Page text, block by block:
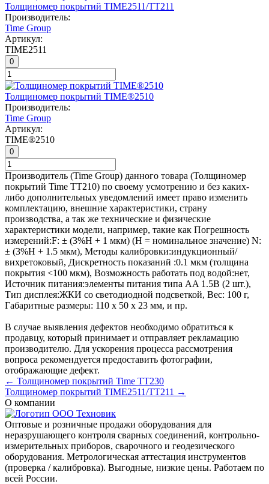
Толщиномер покрытий TIME2511/TT211
Производитель:
Time Group
Артикул:
TIME2511
0
Толщиномер покрытий TIME®2510
Производитель:
Time Group
Артикул:
TIME®2510
0
Производитель (Time Group) данного товара (Толщиномер
покрытий Time TT210) по своему усмотрению и без каких-
либо дополнительных уведомлений имеет право изменить
комплектацию, внешние характеристики, страну
производства, а так же технические и физические
характеристики модели, например, такие как Погрешность
измерений:F: ± (3%Н + 1 мкм) (Н = номинальное значение) N:
± (3%Н + 1.5 мкм), Методы калибровки:индукционный/
вихретоковый, Дискретность показаний :0.1 мкм (толщина
покрытия <100 мкм), Возможность работать под водой:нет,
Источник питания:элементы питания типа AA 1.5В (2 шт.),
Тип дисплея:ЖКИ со светодиодной подсветкой, Вес: 100 г,
Габаритные размеры: 110 x 50 x 23 мм, и пр.
В случае выявления дефектов необходимо обратиться к
продавцу, который принимает и отправляет рекламацию
производителю. Для ускорения процесса рассмотрения
вопроса рекомендуется предоставить фотографии,
отображающие дефект.
← Толщиномер покрытий Time TT230
Толщиномер покрытий TIME2511/TT211 →
О компании
Оптовые и розничные продажи оборудования для
неразрушающего контроля сварных соединений, контрольно-
измерительных приборов, сварочного и геодезического
оборудования. Метрологическая аттестация инструментов
(проверка / калибровка). Выгодные, низкие цены. Работаем по
всей России.